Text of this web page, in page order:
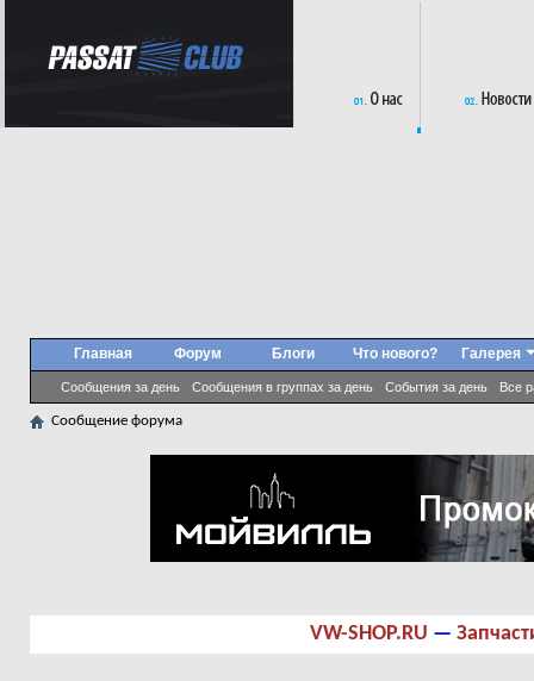
Главная Форум Блоги Что нового?
Сообщения за день Сообщения в группах за день События за день Все
Галерея
Сообщение форума
VW-SHOP.RU —